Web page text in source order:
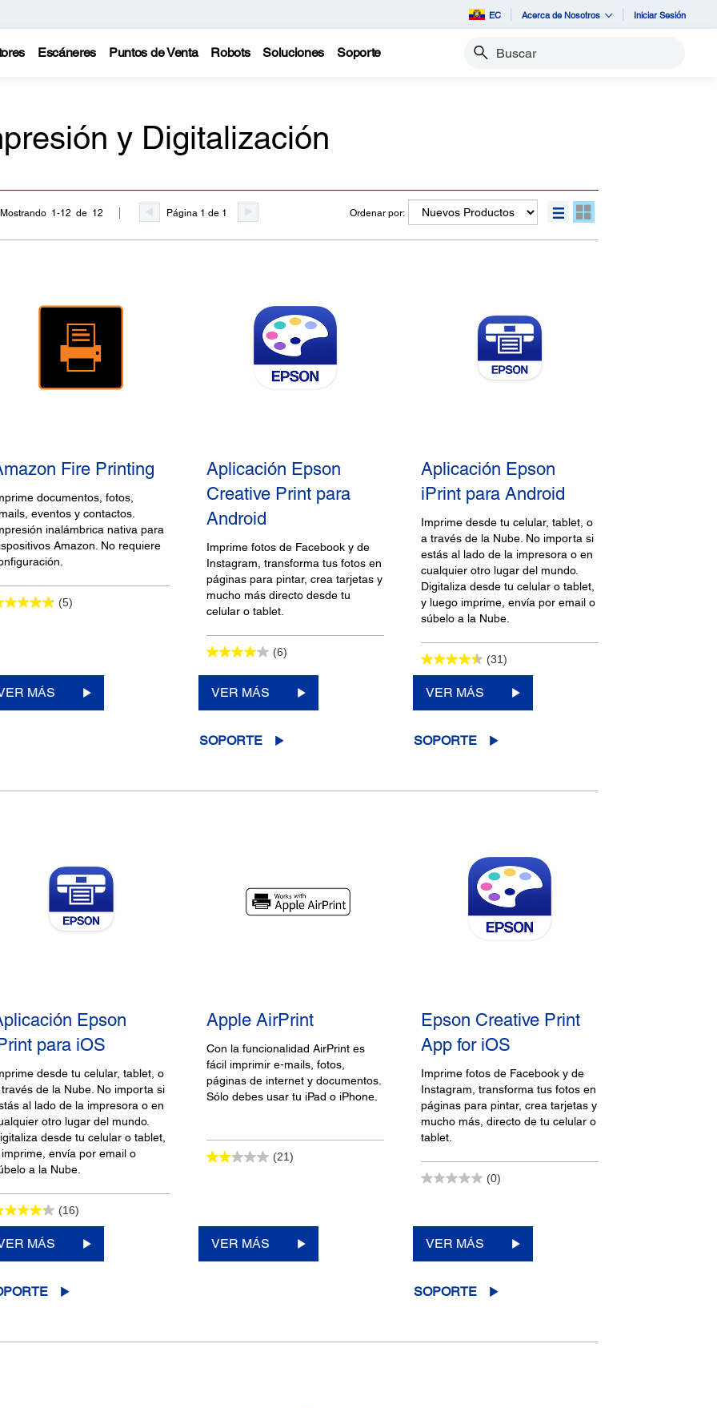
EC Acerca de Nosotros Iniciar Sesión
Escáneres Puntos de Venta Robots Soluciones Soporte Buscar
y Digitalización
Mostrando 1-12 de 12 Página 1 de 1 Ordenar por:
Fire Printing
documentos, fotos,
eventos y contactos.
inalámbrica nativa para
Amazon. No requiere
(5)
MÁS
Aplicación Epson
Creative Print para
Android
Imprime fotos de Facebook y de
Instagram, transforma tus fotos en
páginas para pintar, crea tarjetas y
mucho más directo desde tu
celular o tablet.
(6)
VER MÁS
SOPORTE
Aplicación Epson
iPrint para Android
Imprime desde tu celular, tablet, o
a través de la Nube. No importa si
estás al lado de la impresora o en
cualquier otro lugar del mundo.
Digitaliza desde tu celular o tablet,
y luego imprime, envía por email o
súbelo a la Nube.
(31)
VER MÁS
SOPORTE
Epson
para iOS
desde tu celular, tablet, o
de la Nube. No importa si
al lado de la impresora o en
otro lugar del mundo.
desde tu celular o tablet,
envía por email o
a la Nube.
(16)
MÁS
Apple AirPrint
Con la funcionalidad AirPrint es
fácil imprimir e-mails, fotos,
páginas de internet y documentos.
Sólo debes usar tu iPad o iPhone.
(21)
VER MÁS
Epson Creative Print
App for iOS
Imprime fotos de Facebook y de
Instagram, transforma tus fotos en
páginas para pintar, crea tarjetas y
mucho más, directo de tu celular o
tablet.
(0)
VER MÁS
SOPORTE